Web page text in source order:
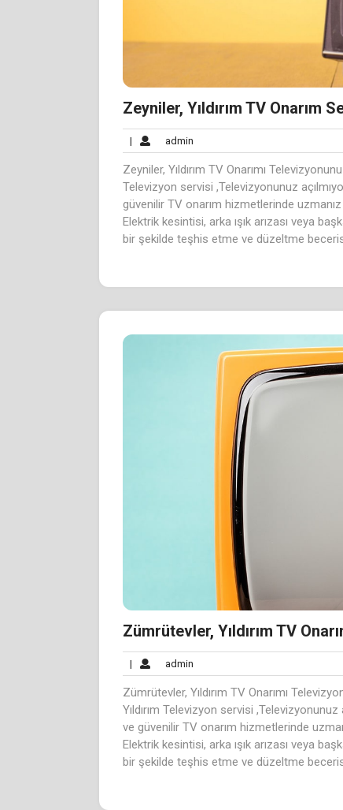
Zeyniler, Yıldırım TV Onarım
| admin
Zeyniler, Yıldırım TV Onarımı
Televizyon servisi ,Televizyonunuz
güvenilir TV onarım hizmetlerinde
Elektrik kesintisi, arka ışık arızası veya
bir şekilde teşhis etme ve düzeltme
Zümrütevler, Yıldırım TV
| admin
Zümrütevler, Yıldırım TV Onarımı
Yıldırım Televizyon servisi
ve güvenilir TV onarım hizmetlerinde
Elektrik kesintisi, arka ışık arızası veya
bir şekilde teşhis etme ve düzeltme